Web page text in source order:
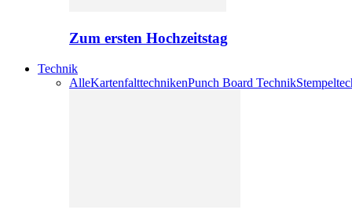
Zum ersten Hochzeitstag
Technik
AlleKartenfalttechnikenPunch Board Technik